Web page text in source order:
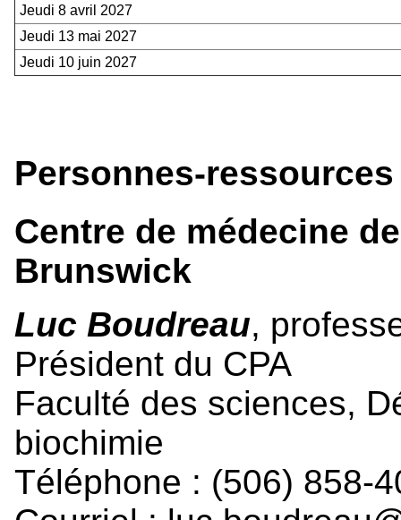
Jeudi 8 avril 2027
Jeudi 13 mai 2027
Jeudi 10 juin 2027
Personnes-ressources
Centre de médecine
Brunswick
Luc Boudreau,
Président du CPA
Faculté des sciences,
biochimie
Téléphone : (506) 858-